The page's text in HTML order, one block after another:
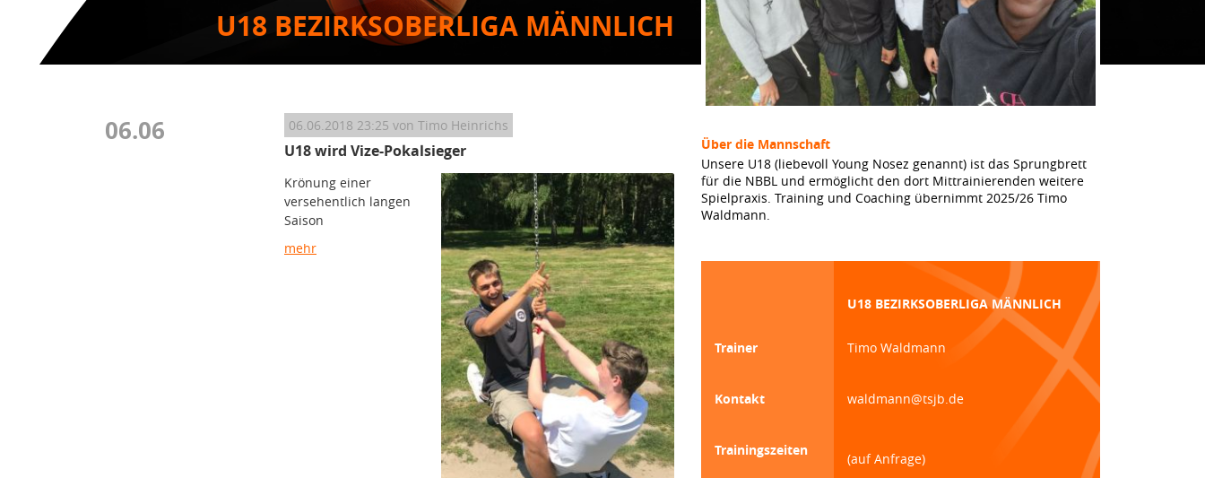
U18 BEZIRKSOBERLIGA MÄNNLICH
06.06 06.06.2018 23:25 von Timo Heinrichs
U18 wird Vize-Pokalsieger
Krönung einer
versehentlich langen
Saison
mehr
Über die Mannschaft
Unsere U18 (liebevoll Young Nosez genannt) ist das Sprungbrett
für die NBBL und ermöglicht den dort Mittrainierenden weitere
Spielpraxis. Training und Coaching übernimmt 2025/26 Timo
Waldmann.
U18 BEZIRKSOBERLIGA MÄNNLICH
Trainer Timo Waldmann
Kontakt waldmann@tsjb.de
Trainingszeiten
(auf Anfrage)